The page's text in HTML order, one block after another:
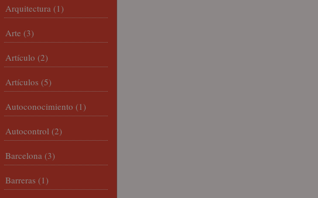
Arquitectura (1)
Arte (3)
Artículo (2)
Artículos (5)
Autoconocimiento (1)
Autocontrol (2)
Barcelona (3)
Barreras (1)